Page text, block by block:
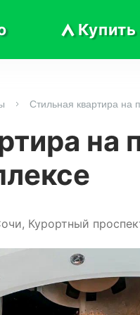
Купить
Стильная квартира на
на
Курортный